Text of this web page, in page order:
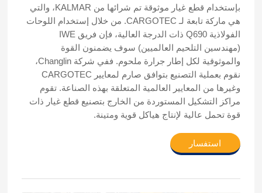
بإستخدام قطع غيار موثوقة تم شرائها من KALMAR، والتي
هي ماركة تابعة لـ CARGOTEC. من خلال إستخدام اللوحات
الفولاذية Q690 ذات الدرجة العالية، فإن فريق IWE
(مهندسين التلحيم العالميين) سوف يضمنون القوة
والموثوقية لكل إطار جرارة ملحوم. ففي شركة Changlin،
نقوم بعملية التصنيع بتوافق صارم لمعايير CARGOTEC
وغيرها من المعايير العالمية المتعلقة بهذه الصناعة. تقوم
مراكز التشكيل المستوردة من الخارج بتصنيع قطع غيار ذات
قوة تحمل عالية لإنتاج هياكل قوية ومتينة.
استفسار